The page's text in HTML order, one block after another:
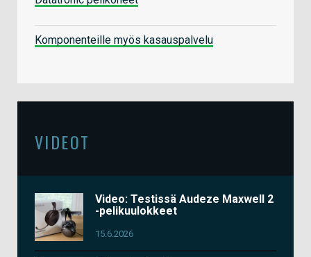
Komponenteille myös kasauspalvelu
VIDEOT
Video: Testissä Audeze Maxwell 2
-pelikuulokkeet
15.6.2026